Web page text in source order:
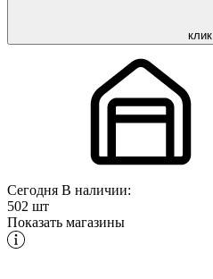
клик
Сегодня В наличии:
502 шт
Показать магазины